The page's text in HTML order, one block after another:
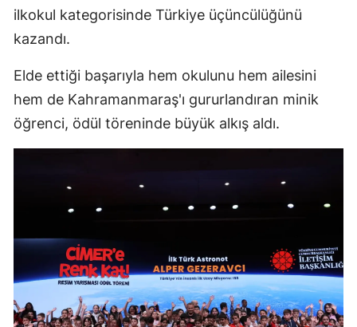
ilkokul kategorisinde Türkiye üçüncülüğünü
kazandı.
Elde ettiği başarıyla hem okulunu hem ailesini
hem de Kahramanmaraş'ı gururlandıran minik
öğrenci, ödül töreninde büyük alkış aldı.